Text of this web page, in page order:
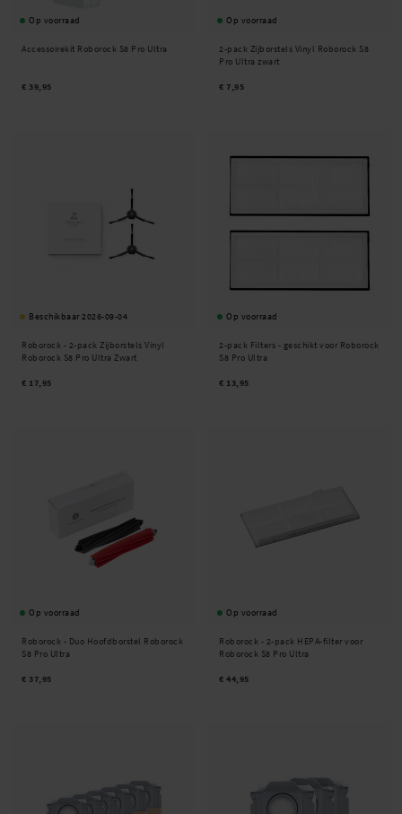
Op voorraad
Accessoirekit Roborock S8 Pro Ultra
€ 39,95
Op voorraad
2-pack Zijborstels Vinyl Roborock S8
Pro Ultra zwart
€ 7,95
Beschikbaar 2026-09-04
Roborock - 2-pack Zijborstels Vinyl
Roborock S8 Pro Ultra Zwart
€ 17,95
Op voorraad
2-pack Filters - geschikt voor Roborock
S8 Pro Ultra
€ 13,95
Op voorraad
Roborock - Duo Hoofdborstel Roborock
S8 Pro Ultra
€ 37,95
Op voorraad
Roborock - 2-pack HEPA-filter voor
Roborock S8 Pro Ultra
€ 44,95